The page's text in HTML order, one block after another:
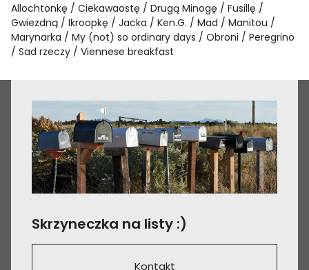
Allochtonkę Ciekawaostę Drugą Minogę
Fusillę
Gwiezdną
Ikroopkę Jacka Ken.G. Mad
Manitou
Marynarka
My (not) so ordinary days Obroni
Peregrino
Sad rzeczy
Viennese breakfast
Skrzyneczka na listy :)
Kontakt